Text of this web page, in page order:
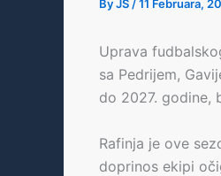
ByJS /11 Februara,
Uprava
sa Pedrijem,
do 2027. godine,
Rafinja je ove
doprinos ekipi